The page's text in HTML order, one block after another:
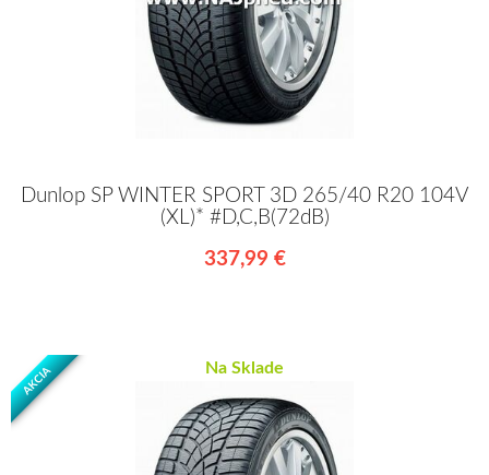
Dunlop SP WINTER SPORT 3D 265/40 R20 104V
(XL)* #D,C,B(72dB)
337,99 €
AKCIA Na Sklade